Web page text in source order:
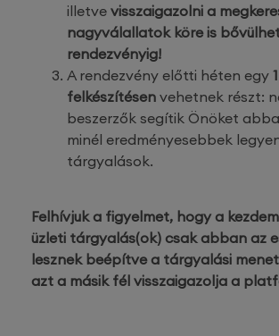
illetve visszaigazolni a
nagyválallatok köre is
rendezvényig!
A rendezvény előtti héten egy
felkészítésen vehetnek részt:
beszerzők segítik Önöket
minél eredményesebbek
tárgyalások.
Felhívjuk a figyelmet, hogy a
üzleti tárgyalás(ok) csak abban az
lesznek beépítve a tárgyalási
azt a másik fél visszaigazolja a